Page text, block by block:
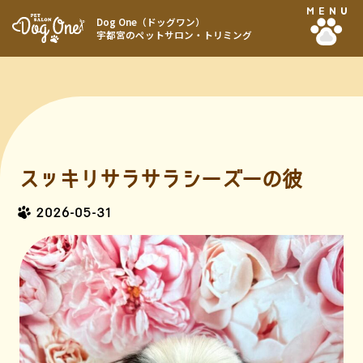
Dog One（ドッグワン）
宇都宮のペットサロン・トリミング
MENU
スッキリサラサラシーズーの彼
2026-05-31